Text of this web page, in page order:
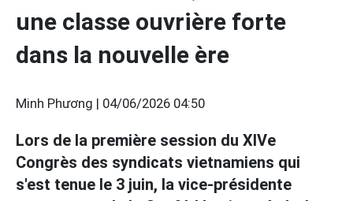
une classe ouvrière forte
dans la nouvelle ère
Minh Phương | 04/06/2026 04:50
Lors de la première session du XIVe
Congrès des syndicats vietnamiens qui
s'est tenue le 3 juin, la vice-présidente